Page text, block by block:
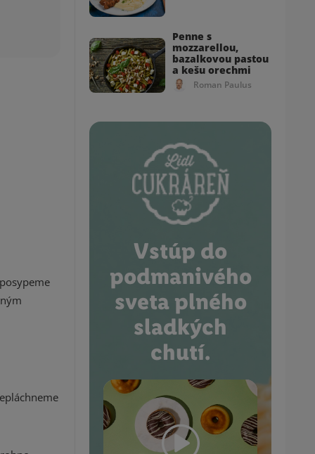
Penne s
mozzarellou,
bazalkovou pastou
a kešu orechmi
Roman Paulus
Vstúp do
podmanivého
sveta plného
sladkých
chutí.